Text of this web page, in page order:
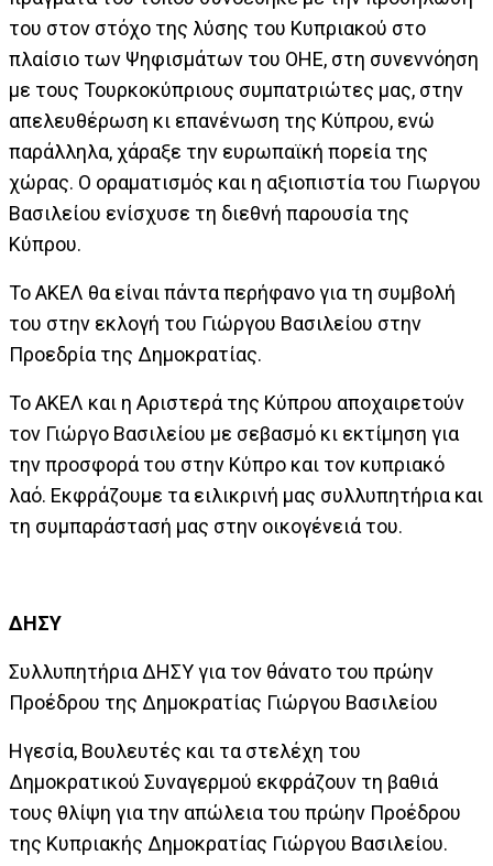
του στον στόχο της λύσης του Κυπριακού στο
πλαίσιο των Ψηφισμάτων του ΟΗΕ, στη συνεννόηση
με τους Τουρκοκύπριους συμπατριώτες μας, στην
απελευθέρωση κι επανένωση της Κύπρου, ενώ
παράλληλα, χάραξε την ευρωπαϊκή πορεία της
χώρας. Ο οραματισμός και η αξιοπιστία του Γιωργου
Βασιλείου ενίσχυσε τη διεθνή παρουσία της
Κύπρου.
Το ΑΚΕΛ θα είναι πάντα περήφανο για τη συμβολή
του στην εκλογή του Γιώργου Βασιλείου στην
Προεδρία της Δημοκρατίας.
Το ΑΚΕΛ και η Αριστερά της Κύπρου αποχαιρετούν
τον Γιώργο Βασιλείου με σεβασμό κι εκτίμηση για
την προσφορά του στην Κύπρο και τον κυπριακό
λαό. Εκφράζουμε τα ειλικρινή μας συλλυπητήρια και
τη συμπαράστασή μας στην οικογένειά του.
ΔΗΣΥ
Συλλυπητήρια ΔΗΣΥ για τον θάνατο του πρώην
Προέδρου της Δημοκρατίας Γιώργου Βασιλείου
Ηγεσία, Βουλευτές και τα στελέχη του
Δημοκρατικού Συναγερμού εκφράζουν τη βαθιά
τους θλίψη για την απώλεια του πρώην Προέδρου
της Κυπριακής Δημοκρατίας Γιώργου Βασιλείου.